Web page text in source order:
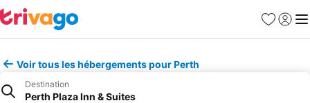
Favoris
Se
Voir tous les hébergements pour Perth
Destination
Perth Plaza Inn & Suites